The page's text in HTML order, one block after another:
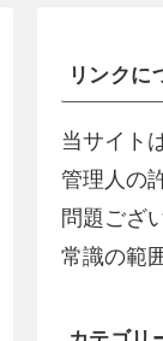
リンクに
当サイト
管理人の
問題ござ
常識の範